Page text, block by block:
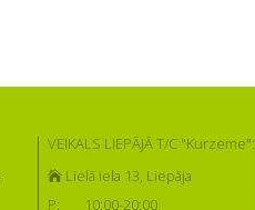
VEIKALS LIEPĀJĀ T/C "Kurzeme":
Lielā iela 13, Liepāja
P:
10:00-20:00